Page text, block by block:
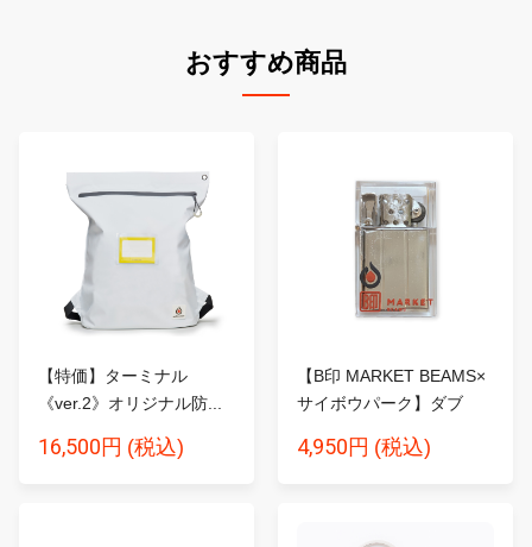
おすすめ商品
【特価】ターミナル
《ver.2》オリジナル防...
16,500円 (税込)
【B印 MARKET BEAMS×
サイボウパーク】ダブ
4,950円 (税込)